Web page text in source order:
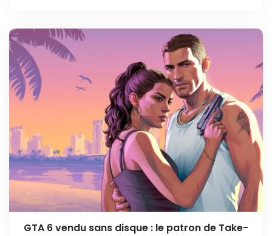
GTA 6 vendu sans disque : le patron de Take-